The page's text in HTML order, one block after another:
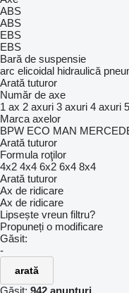
ABS
ABS
EBS
EBS
Bară de suspensie
arc elicoidal hidraulică
Arată tuturor
Număr de axe
1 ax 2 axuri 3 axuri 4 axuri
Marca axelor
BPW ECO MAN
Arată tuturor
Formula roţilor
4x2 4x4 6x2 6x4 8x4
Arată tuturor
Ax de ridicare
Ax de ridicare
Lipsește vreun filtru?
Propuneți o modificare
Găsit:
-
arată
Găsit: 942 anunțuri